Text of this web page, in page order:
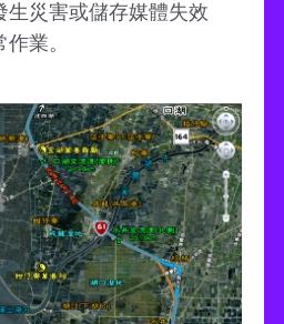
生災害或儲存媒體失效
業。